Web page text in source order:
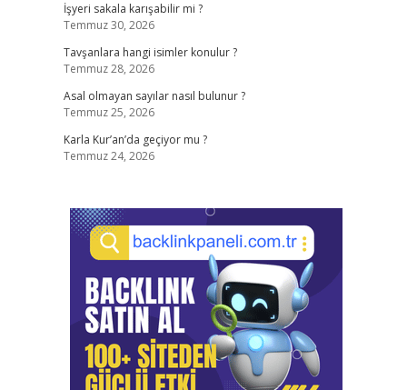
İşyeri sakala karışabilir mi ?
Temmuz 30, 2026
Tavşanlara hangi isimler konulur ?
Temmuz 28, 2026
Asal olmayan sayılar nasıl bulunur ?
Temmuz 25, 2026
Karla Kur’an’da geçiyor mu ?
Temmuz 24, 2026